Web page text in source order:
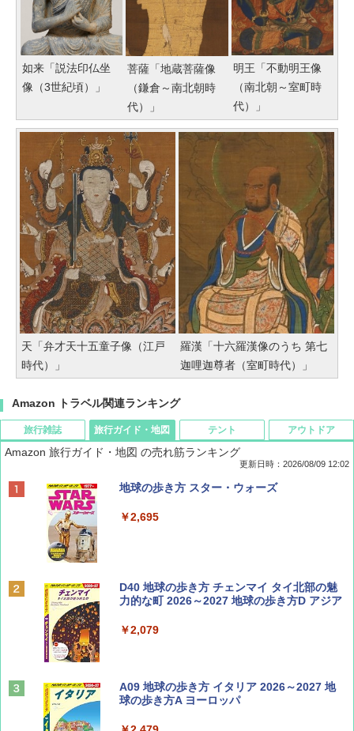
如来「説法印仏坐
像（3世紀頃）」
菩薩「地蔵菩薩像
（鎌倉～南北朝時
代）」
明王「不動明王像
（南北朝～室町時
代）」
天「弁才天十五童子像（江戸
時代）」
羅漢「十六羅漢像のうち 第七
迦哩迦尊者（室町時代）」
Amazon トラベル関連ランキング
旅行雑誌
BE-PAL(ビ-パル) 2026年 9 月号【特別付録:
ディズニーファン ２０２６年 ９月号 [雑
誌] (ＤＩＳＮＥＹ ＦＡＮ)
￥713
山と溪谷 2026年8月号「南アルプス大全」
旅行ガイド・地図
Amazon 旅行ガイド・地図 の売れ筋ランキング
更新日時：2026/08/09 12:02
地球の歩き方 スター・ウォーズ
￥2,695
D40 地球の歩き方 チェンマイ タイ北部の魅
力的な町 2026～2027 地球の歩き方D アジア
￥2,079
A09 地球の歩き方 イタリア 2026～2027 地
球の歩き方A ヨーロッパ
テント アウトドア